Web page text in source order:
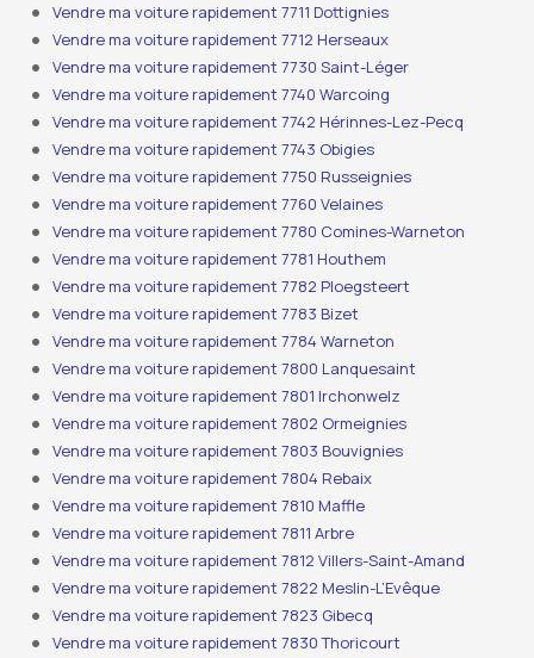
Vendre ma voiture rapidement 7711 Dottignies
Vendre ma voiture rapidement 7712 Herseaux
Vendre ma voiture rapidement 7730 Saint-Léger
Vendre ma voiture rapidement 7740 Warcoing
Vendre ma voiture rapidement 7742 Hérinnes-Lez-Pecq
Vendre ma voiture rapidement 7743 Obigies
Vendre ma voiture rapidement 7750 Russeignies
Vendre ma voiture rapidement 7760 Velaines
Vendre ma voiture rapidement 7780 Comines-Warneton
Vendre ma voiture rapidement 7781 Houthem
Vendre ma voiture rapidement 7782 Ploegsteert
Vendre ma voiture rapidement 7783 Bizet
Vendre ma voiture rapidement 7784 Warneton
Vendre ma voiture rapidement 7800 Lanquesaint
Vendre ma voiture rapidement 7801 Irchonwelz
Vendre ma voiture rapidement 7802 Ormeignies
Vendre ma voiture rapidement 7803 Bouvignies
Vendre ma voiture rapidement 7804 Rebaix
Vendre ma voiture rapidement 7810 Maffle
Vendre ma voiture rapidement 7811 Arbre
Vendre ma voiture rapidement 7812 Villers-Saint-Amand
Vendre ma voiture rapidement 7822 Meslin-L’Evêque
Vendre ma voiture rapidement 7823 Gibecq
Vendre ma voiture rapidement 7830 Thoricourt